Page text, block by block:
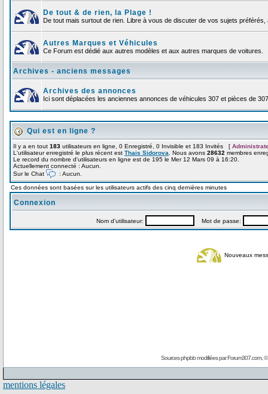
De tout & de rien, la Plage !
De tout mais surtout de rien. Libre à vous de discuter de vos sujets
Autres Marques et Véhicules
Ce Forum est dédié aux autres modèles et aux autres marques de voitures.
Archives - anciens messages
Archives des annonces
Ici sont déplacées les anciennes annonces de véhicules 307 et pièces de 307
Qui est en ligne ?
Il y a en tout 183 utilisateurs en ligne, 0 Enregistré, 0 Invisible et 183 Invités [
L'utilisateur enregistré le plus récent est Thais Sidorova . Nous avons 28632 membres
Le record du nombre d'utilisateurs en ligne est de 195 le Mer 12 Mars 09 à 16:20.
Actuellement connecté : Aucun.
Sur le Chat
: Aucun.
Ces données sont basées sur les utilisateurs actifs des cinq dernières minutes
Connexion
Nom d'utilisateur: Mot de passe:
Nouveaux
Sources phpbb modifiées parForum307.com, ©
mentions légales